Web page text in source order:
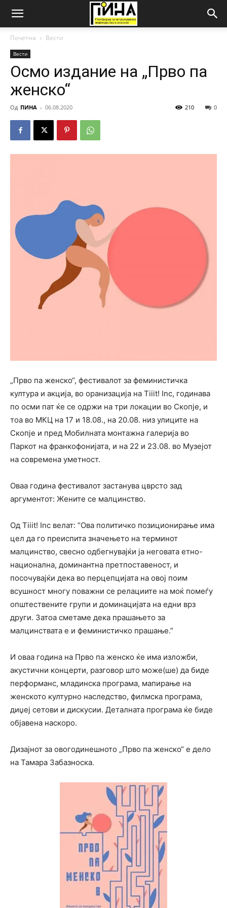
Почетна Вести
Вести
Осмо издание на „Прво па
женско“
Од ПИНА - 06.08.2020 0
210
„Прво па женско“, фестивалот за феминистичка
култура и акција, во оранизација на Tiiit! Inc, годинава
по осми пат ќе се одржи на три локации во Скопје, и
тоа во МКЦ на 17 и 18.08., на 20.08. низ улиците на
Скопје и пред Мобилната монтажна галерија во
Паркот на франкофонијата, и на 22 и 23.08. во Музејот
на современа уметност.
Оваа година фестивалот застанува цврсто зад
аргументот: Жените се малцинство.
Од Tiiit! Inc велат: “Ова политичко позиционирање има
цел да го преиспита значењето на терминот
малцинство, свесно одбегнувајќи ја неговата етно-
национална, доминантна претпоставеност, и
посочувајќи дека во перцепцијата на овој поим
всушност многу поважни се релациите на моќ помеѓу
општествените групи и доминацијата на едни врз
други. Затоа сметаме дека прашањето за
малцинствата е и феминистичко прашање.”
И оваа година на Прво па женско ќе има изложби,
акустични концерти, разговор што може(ше) да биде
перформанс, младинска програма, мапирање на
женското културно наследство, филмска програма,
диџеј сетови и дискусии. Деталната програма ќе биде
објавена наскоро.
Дизајнот за овогодинешното „Прво па женско“ е дело
на Тамара Забазноска.